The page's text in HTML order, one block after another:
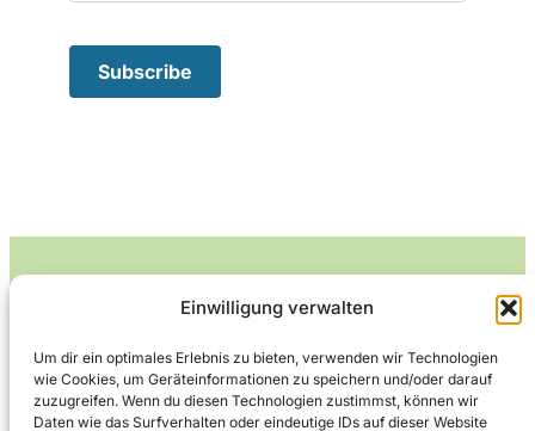
Einwilligung verwalten
Um dir ein optimales Erlebnis zu bieten, verwenden wir Technologien
wie Cookies, um Geräteinformationen zu speichern und/oder darauf
zuzugreifen. Wenn du diesen Technologien zustimmst, können wir
Daten wie das Surfverhalten oder eindeutige IDs auf dieser Website
Leckerlife
Lecker essen – gesund leben.